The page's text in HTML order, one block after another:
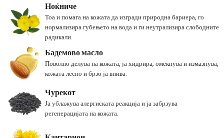
Ноќниче
Тоа и помага на кожата да изгради природна бариера, го
нормализира губењето на вода и ги неутрализира слободните
радикали.
Бадемово масло
Поволно делува на кожата, ја хидрира, омекнува и измазнува,
кожата лесно и брзо ја впива.
Чурекот
Ја ублажува алергиската реакција и ја забрзува
регенерацијата на кожата.